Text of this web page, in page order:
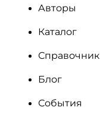
Авторы
Каталог
Справочник
Блог
События